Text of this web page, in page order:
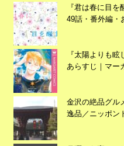
『君は春に目
49話・番外編・
『太陽よりも
あらすじ｜マー
金沢の絶品グル
逸品／ニッポン